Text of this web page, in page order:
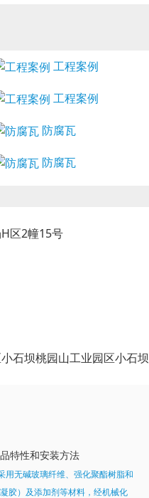
工程案例
工程案例
防腐瓦
防腐瓦
区2幢15号
石坝桃园山工业园区小石坝
特性和安装方法
用无碱玻璃纤维、强化聚酯树脂和
胶）及添加剂等材料，经机械化